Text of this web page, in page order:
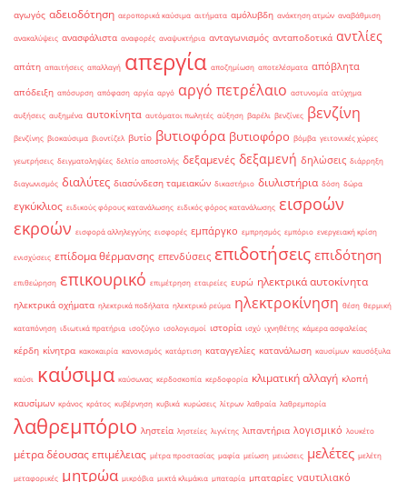
αγωγός αδειοδότηση αεροπορικά καύσιμα αιτήματα αμόλυβδη ανάκτηση ατμών αναβάθμιση
ανακαλύψεις ανασφάλιστα αναφορές αναψυκτήρια ανταγωνισμός ανταποδοτικά αντλίες
απάτη απαιτήσεις απαλλαγή απεργία αποζημίωση αποτελέσματα απόβλητα
απόδειξη απόσυρση απόφαση αργία αργό αργό πετρέλαιο αστυνομία ατύχημα
αυξήσεις αυξημένα αυτοκίνητα αυτόματοι πωλητές αύξηση βαρέλι βενζίνες βενζίνη
βενζίνης βιοκαύσιμα βιοντίζελ βυτίο βυτιοφόρα βυτιοφόρο βόμβα γειτονικές χώρες
γεωτρήσεις δειγματοληψίες δελτίο αποστολής δεξαμενές δεξαμενή δηλώσεις διάρρηξη
διαγωνισμός διαλύτες διασύνδεση ταμειακών δικαστήριο διυλιστήρια δόση δώρα
εγκύκλιος ειδικούς φόρους κατανάλωσης ειδικός φόρος κατανάλωσης εισροών
εκροών εισφορά αλληλεγγύης εισφορές εμπάργκο εμπρησμός εμπόριο ενεργειακή κρίση
ενισχύσεις επίδομα θέρμανσης επενδύσεις επιδοτήσεις επιδότηση
επιθεώρηση επικουρικό επιμέτρηση εταιρείες ευρώ ηλεκτρικά αυτοκίνητα
ηλεκτρικά οχήματα ηλεκτρικά ποδήλατα ηλεκτρικό ρεύμα ηλεκτροκίνηση θέση θερμική
καταπόνηση ιδιωτικά πρατήρια ισοζύγιο ισολογισμοί ιστορία ισχύ ιχνηθέτης κάμερα ασφαλείας
κέρδη κίνητρα κακοκαιρία κανονισμός κατάρτιση καταγγελίες κατανάλωση καυσίμων καυσόξυλα
καύσι καύσιμα καύσωνας κερδοσκοπία κερδοφορία κλιματική αλλαγή κλοπή
καυσίμων κράνος κράτος κυβέρνηση κυβικά κυρώσεις λίτρων λαθραία λαθρεμπορία
λαθρεμπόριο ληστεία ληστείες λιγνίτης λιπαντήρια λογισμικό λουκέτο
μέτρα δέουσας επιμέλειας μέτρα προστασίας μαφία μείωση μειώσεις μελέτες μελέτη
μεταφορικές μητρώα μικρόβια μικτά κλιμάκια μπαταρία μπαταρίες ναυτιλιακό